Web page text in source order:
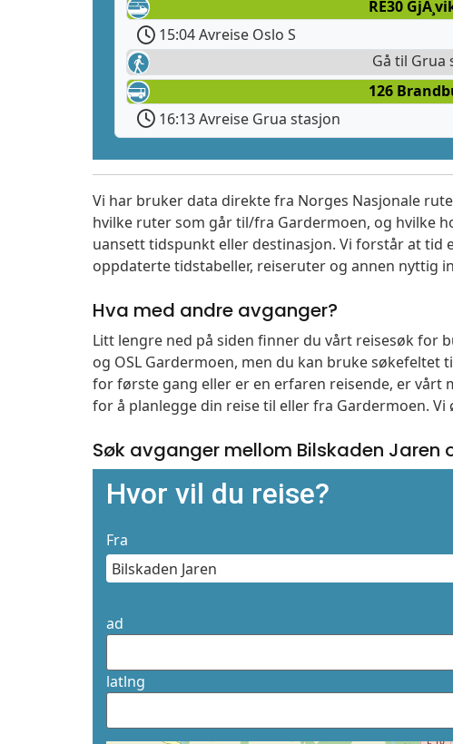
RE30
15:04 Avreise Oslo S
Gå til Grua
126
16:13 Avreise Grua stasjon
Vi har bruker data direkte fra Norges Nasjonale
hvilke ruter som går til/fra Gardermoen, og hvilke
uansett tidspunkt eller destinasjon. Vi forstår at tid
oppdaterte tidstabeller, reiseruter og annen nyttig
Hva med andre avganger?
Litt lengre ned på siden finner du vårt reisesøk for
og OSL Gardermoen, men du kan bruke
for første gang eller er en erfaren reisende, er vårt
for å planlegge din reise til eller fra Gardermoen.
Søk avganger mellom Bilskaden Jaren
Hvor vil du reise?
Fra
ad
latlng